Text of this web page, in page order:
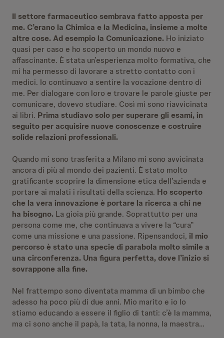
Il settore farmaceutico sembrava fatto apposta per
me. C’erano la Chimica e la Medicina, insieme a molte
altre cose. Ad esempio la Comunicazione. Ho iniziato
quasi per caso e ho scoperto un mondo nuovo e
affascinante. È stata un’esperienza molto formativa, che
mi ha permesso di lavorare a stretto contatto con i
medici. Io continuavo a sentire la vocazione dentro di
me. Per dialogare con loro e trovare le parole giuste per
comunicare, dovevo studiare. Così mi sono riavvicinata
ai libri. Prima studiavo solo per superare gli esami, in
seguito per acquisire nuove conoscenze e costruire
solide relazioni professionali.
Quando mi sono trasferita a Milano mi sono avvicinata
ancora di più al mondo dei pazienti. È stato molto
gratificante scoprire la dimensione etica dell’azienda e
portare ai malati i risultati della scienza. Ho scoperto
che la vera innovazione è portare la ricerca a chi ne
ha bisogno. La gioia più grande. Soprattutto per una
persona come me, che continuava a vivere la “cura”
come una missione e una passione. Ripensandoci, il mio
percorso è stato una specie di parabola molto simile a
una circonferenza. Una figura perfetta, dove l’inizio si
sovrappone alla fine.
Nel frattempo sono diventata mamma di un bimbo che
adesso ha poco più di due anni. Mio marito e io lo
stiamo educando a essere il figlio di tanti: c’è la mamma,
ma ci sono anche il papà, la tata, la nonna, la maestra…